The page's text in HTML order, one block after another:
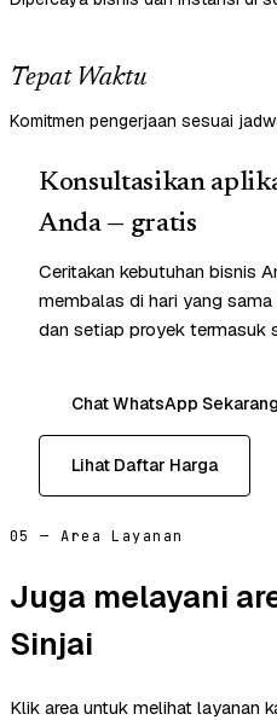
Tepat Waktu
Komitmen pengerjaan sesuai
Konsultasikan
Anda — gratis
Ceritakan kebutuhan bisnis
membalas di hari yang
dan setiap proyek termasuk
Chat WhatsApp Sekarang
Lihat Daftar Harga
05 — Area Layanan
Juga melayani
Sinjai
Klik area untuk melihat layanan